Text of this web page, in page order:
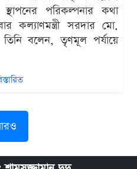
স্থাপনের পরিকল্পনার কথা
কল্যাণমন্ত্রী সরদার মো.
বলেন, তৃণমূল পর্যায়ে